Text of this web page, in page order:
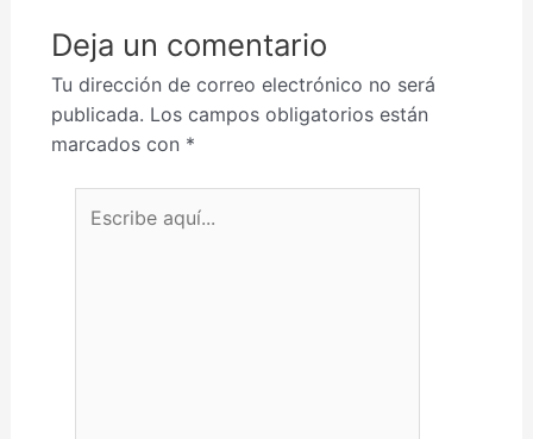
Deja un comentario
Tu dirección de correo electrónico no será
publicada. Los campos obligatorios están
marcados con *